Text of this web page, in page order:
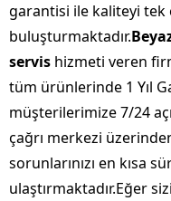
garantisi ile kaliteyi tek
buluşturmaktadır.
servis hizmeti veren
tüm ürünlerinde 1 Yıl
müşterilerimize 7/24
çağrı merkezi
sorunlarınızı en kısa
ulaştırmaktadır.Eğer